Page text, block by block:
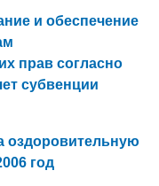
и обеспечение
прав согласно
субвенции
оздоровительную
год